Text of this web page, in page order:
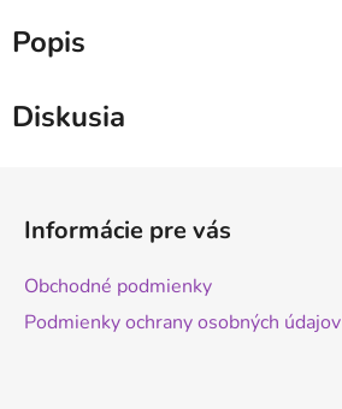
Popis
Diskusia
Informácie pre vás
Obchodné podmienky
Podmienky ochrany osobných údajov